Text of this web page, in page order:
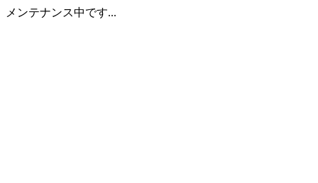
メンテナンス中です...